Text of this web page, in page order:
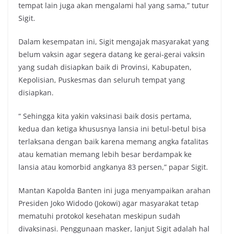
tempat lain juga akan mengalami hal yang sama,” tutur
Sigit.
Dalam kesempatan ini, Sigit mengajak masyarakat yang
belum vaksin agar segera datang ke gerai-gerai vaksin
yang sudah disiapkan baik di Provinsi, Kabupaten,
Kepolisian, Puskesmas dan seluruh tempat yang
disiapkan.
“ Sehingga kita yakin vaksinasi baik dosis pertama,
kedua dan ketiga khususnya lansia ini betul-betul bisa
terlaksana dengan baik karena memang angka fatalitas
atau kematian memang lebih besar berdampak ke
lansia atau komorbid angkanya 83 persen,” papar Sigit.
Mantan Kapolda Banten ini juga menyampaikan arahan
Presiden Joko Widodo (Jokowi) agar masyarakat tetap
mematuhi protokol kesehatan meskipun sudah
divaksinasi. Penggunaan masker, lanjut Sigit adalah hal